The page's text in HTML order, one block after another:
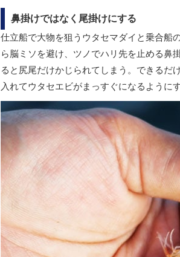
鼻掛けではなく尾掛けにする
仕立船で大物を狙うウタセマダイと乗合船
ら脳ミソを避け、ツノでハリ先を止める鼻
ると尻尾だけかじられてしまう。できるだ
入れてウタセエビがまっすぐになるようにす